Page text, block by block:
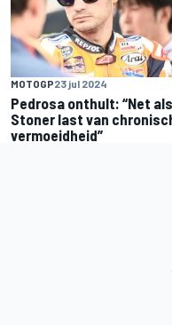
MOTOGP23 jul 2024
Pedrosa onthult: “Net als
Stoner last van
vermoeidheid”